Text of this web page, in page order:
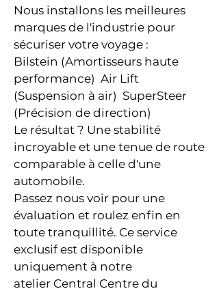
Nous installons les meilleures
marques de l'industrie pour
sécuriser votre voyage :
Bilstein (Amortisseurs haute
performance) Air Lift
(Suspension à air) SuperSteer
(Précision de direction)
Le résultat ? Une stabilité
incroyable et une tenue de route
comparable à celle d'une
automobile.
Passez nous voir pour une
évaluation et roulez enfin en
toute tranquillité. Ce service
exclusif est disponible
uniquement à notre
atelier Central Centre du